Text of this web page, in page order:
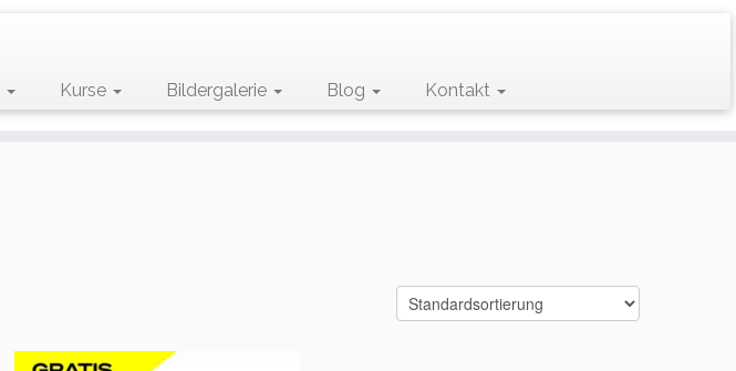
Kurse Bildergalerie Blog Kontakt